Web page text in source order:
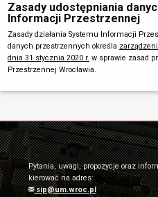
Zasady udostępniania
Informacji Przestrzennej
Zasady działania Systemu Informacji
danych przestrzennych określa
dnia 31 stycznia 2020 r. w sprawie zasad
Przestrzennej Wrocławia.
Pytania, uwagi, propozycje oraz
kierować na adres:
sip@um.wroc.pl